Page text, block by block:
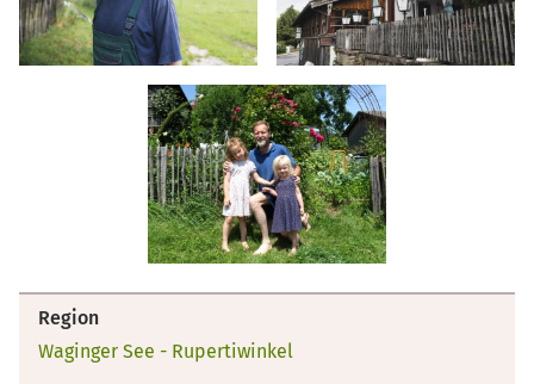
Region
Waginger See - Rupertiwinkel